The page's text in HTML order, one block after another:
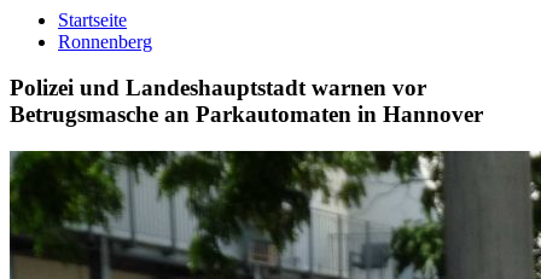
Startseite
Ronnenberg
Polizei und Landeshauptstadt warnen vor
Betrugsmasche an Parkautomaten in Hannover